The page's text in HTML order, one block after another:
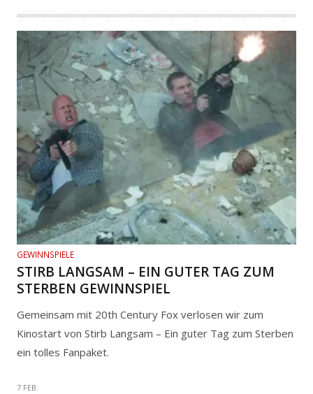
GEWINNSPIELE
STIRB LANGSAM – EIN GUTER TAG ZUM
STERBEN GEWINNSPIEL
Gemeinsam mit 20th Century Fox verlosen wir zum
Kinostart von Stirb Langsam – Ein guter Tag zum Sterben
ein tolles Fanpaket.
7 FEB.